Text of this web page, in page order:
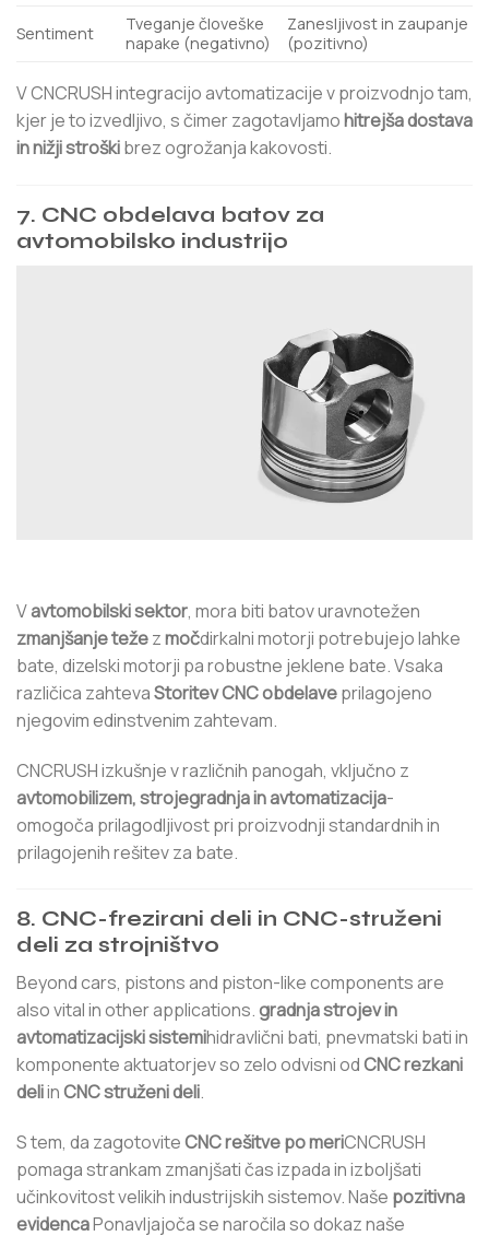
Sentiment
Tveganje človeške
napake (negativno)
Zanesljivost in zaupanje
(pozitivno)
V CNCRUSH integracijo avtomatizacije v proizvodnjo tam,
kjer je to izvedljivo, s čimer zagotavljamohitrejša dostava
in nižji stroškibrez ogrožanja kakovosti.
7. CNC obdelava batov za
avtomobilsko industrijo
Vavtomobilski sektor, mora biti batov uravnotežen
zmanjšanje težezmočdirkalni motorji potrebujejo lahke
bate, dizelski motorji pa robustne jeklene bate. Vsaka
različica zahtevaStoritev CNC obdelaveprilagojeno
njegovim edinstvenim zahtevam.
CNCRUSH izkušnje v različnih panogah, vključno z
avtomobilizem, strojegradnja in avtomatizacija-
omogoča prilagodljivost pri proizvodnji standardnih in
prilagojenih rešitev za bate.
8. CNC-frezirani deli in CNC-struženi
deli za strojništvo
Beyond cars, pistons and piston-like components are
also vital in other applications.gradnja strojev in
avtomatizacijski sistemihidravlični bati, pnevmatski bati in
komponente aktuatorjev so zelo odvisni odCNC rezkani
deliinCNC struženi deli.
S tem, da zagotoviteCNC rešitve po meriCNCRUSH
pomaga strankam zmanjšati čas izpada in izboljšati
učinkovitost velikih industrijskih sistemov. Naše pozitivna
evidencaPonavljajoča se naročila so dokaz naše